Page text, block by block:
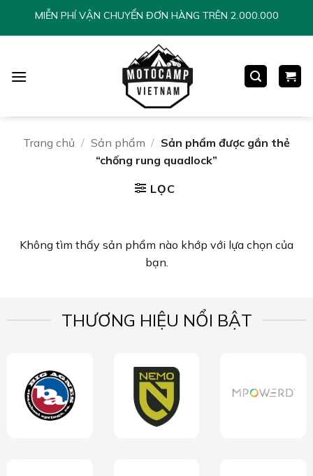
ChuyểnMIỄN PHÍ VẬN CHUYỂN ĐƠN HÀNG TRÊN 2.000.000
Trang chủ / Sản phẩm / Sản phẩm được gắn thẻ
“chống rung quadlock”
LỌC
Không tìm thấy sản phẩm nào khớp với lựa chọn của
bạn.
THƯƠNG HIỆU NỔI BẬT